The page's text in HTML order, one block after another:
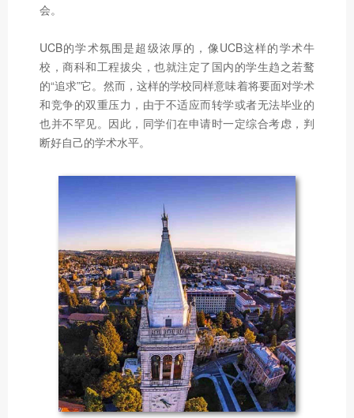
会。
UCB的学术氛围是超级浓厚的，像UCB这样的学术牛
校，商科和工程拔尖，也就注定了国内的学生趋之若鹜
的“追求”它。然而，这样的学校同样意味着将要面对学术
和竞争的双重压力，由于不适应而转学或者无法毕业的
也并不罕见。因此，同学们在申请时一定综合考虑，判
断好自己的学术水平。